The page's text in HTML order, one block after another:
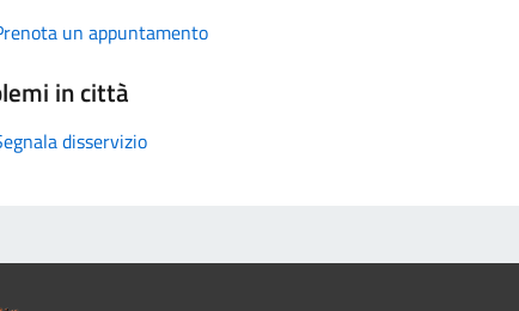
un appuntamento
in città
disservizio